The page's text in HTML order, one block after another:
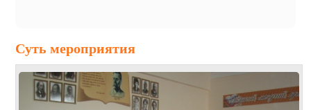
Суть мероприятия